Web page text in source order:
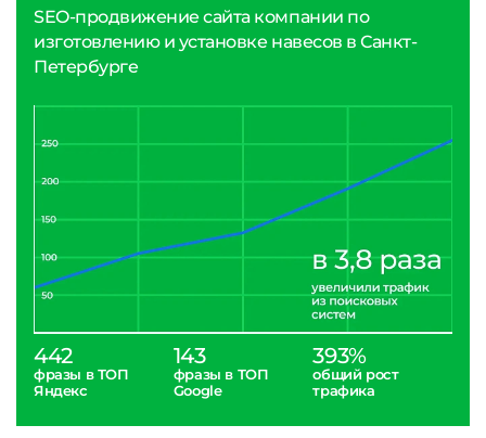
SEO-продвижение сайта компании по
изготовлению и установке навесов в Санкт-
Петербурге
442
фразы в ТОП
Яндекс
143
фразы в ТОП
Google
393%
общий рост
трафика